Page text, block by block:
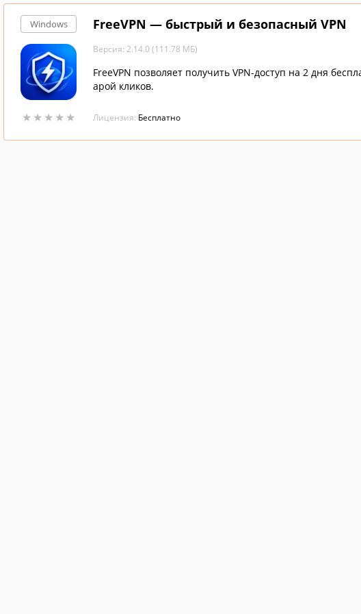
Windows
★ ★ ★ ★ ★
★ ★ ★ ★ ★
FreeVPN — быстрый и безопасный VPN
Версия: 2.14.0 (111.78 МБ)
FreeVPN позволяет получить VPN-доступ на 2 дня
арой кликов.
Лицензия: Бесплатно